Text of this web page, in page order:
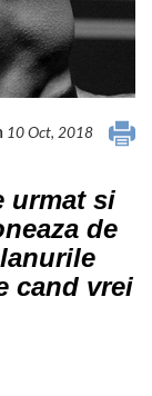
10 Oct, 2018
urmat si
de
cand vrei